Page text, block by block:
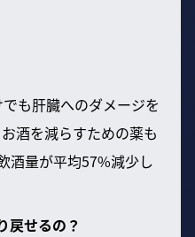
も肝臓へのダメージを
酒を減らすための薬も
酒量が平均57%減少し
戻せるの？